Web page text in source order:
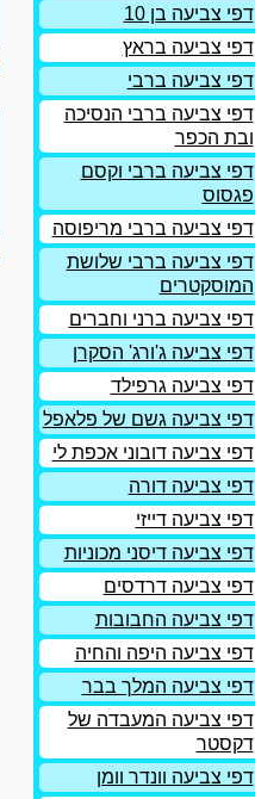
דפי צביעה בן 10
דפי צביעה בראץ
דפי צביעה ברבי
דפי צביעה ברבי הנסיכה
ובת הכפר
דפי צביעה ברבי וקסם
פגסוס
דפי צביעה ברבי מריפוסה
דפי צביעה ברבי שלושת
המוסקטרים
דפי צביעה ברני וחברים
דפי צביעה ג'ורג' הסקרן
דפי צביעה גרפילד
דפי צביעה גשם של פלאפל
דפי צביעה דובוני אכפת לי
דפי צביעה דורה
דפי צביעה דייזי
דפי צביעה דיסני מכוניות
דפי צביעה דרדסים
דפי צביעה החבובות
דפי צביעה היפה והחיה
דפי צביעה המלך בבר
דפי צביעה המעבדה של
דקסטר
דפי צביעה וונדר וומן